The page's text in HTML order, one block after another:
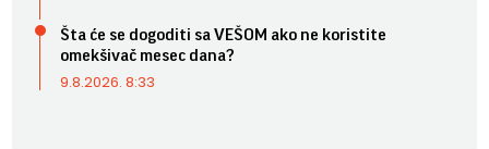
Šta će se dogoditi sa VEŠOM ako ne koristite
omekšivač mesec dana?
9.8.2026. 8:33